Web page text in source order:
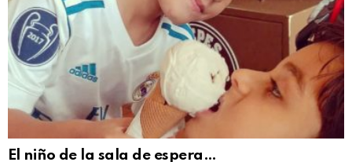
El niño de la sala de espera…